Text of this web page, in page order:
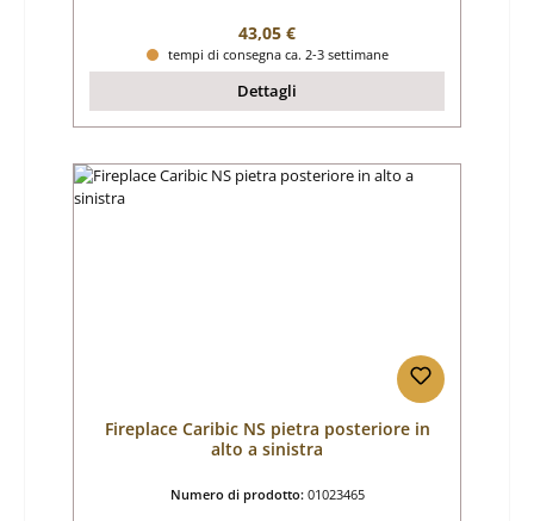
Prezzo normale:
43,05 €
tempi di consegna ca. 2-3 settimane
Dettagli
Fireplace Caribic NS pietra posteriore in
alto a sinistra
Numero di prodotto: 01023465